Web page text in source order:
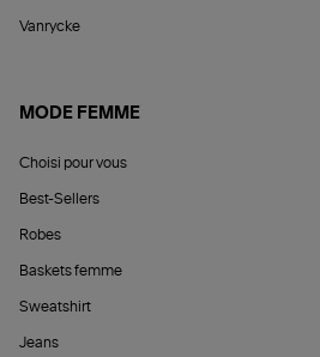
Vanrycke
MODE FEMME
Choisi pour vous
Best-Sellers
Robes
Baskets femme
Sweatshirt
Jeans